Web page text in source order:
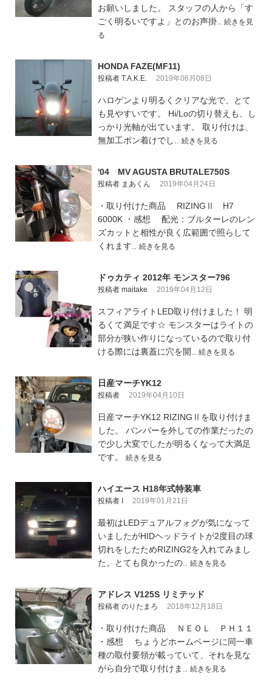
お願いしました。 スタッフの人から「す
ごく明るいですよ」とのお声掛.. 続きを見
る
HONDA FAZE(MF11)
投稿者 T.A.K.E. 2019年06月08日
ハロゲンより明るくクリアな光で、とて
も見やすいです。 Hi/Loの切り替えも、し
っかり光軸が出ています。 取り付けは、
無加工ポン着けでし.. 続きを見る
'04 MV AGUSTA BRUTALE750S
投稿者 まあくん 2019年04月24日
・取り付けた商品 RIZINGⅡ H7
6000K ・感想 配光：ブルターレのレン
ズカットと相性が良く広範囲で照らして
くれます.. 続きを見る
ドゥカティ 2012年 モンスター796
投稿者 maitake 2019年04月12日
スフィアライトLED取り付けました！ 明
るくて満足です☆ モンスターはライトの
部分が狭い作りになっているので取り付
ける際には裏蓋に穴を開.. 続きを見る
日産マーチYK12
投稿者 2019年04月10日
日産マーチYK12 RIZINGⅡを取り付けま
した。 バンパーを外しての作業だったの
で少し大変でしたが明るくなって大満足
です。 続きを見る
ハイエース H18年式特装車
投稿者 I 2019年01月21日
最初はLEDデュアルフォグが気になって
いましたがHIDヘッドライトが2度目の球
切れをしたためRIZING2を入れてみまし
た。とても良かったの.. 続きを見る
アドレス V125S リミテッド
投稿者 のりたまろ 2018年12月18日
・取り付けた商品 ＮＥＯＬ ＰＨ１１
・感想 ちょうどホームページに同一車
種の取付要領が載っていて、それを見な
がら自分で取り付けま.. 続きを見る